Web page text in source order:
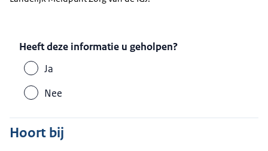
Heeft deze informatie u geholpen?
Ja
Nee
Hoort bij